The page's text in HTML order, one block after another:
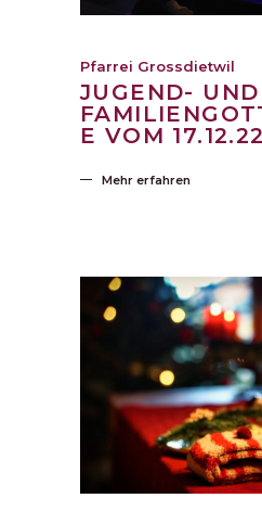
Pfarrei Grossdietwil
JUGEND- UND
E VOM 17.12.22
Mehr erfahren